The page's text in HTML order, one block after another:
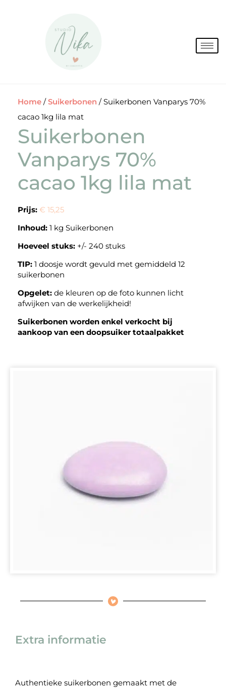
Home /Suikerbonen / Suikerbonen Vanparys 70%
cacao 1kg lila mat
Suikerbonen
Vanparys 70%
cacao 1kg lila mat
Prijs: € 15,25
Inhoud: 1 kg Suikerbonen
Hoeveel stuks: +/- 240 stuks
TIP: 1 doosje wordt gevuld met gemiddeld 12
suikerbonen
Opgelet: de kleuren op de foto kunnen licht
afwijken van de werkelijkheid!
Suikerbonen worden enkel verkocht bij
aankoop van een doopsuiker totaalpakket
Extra informatie
Authentieke suikerbonen gemaakt met de